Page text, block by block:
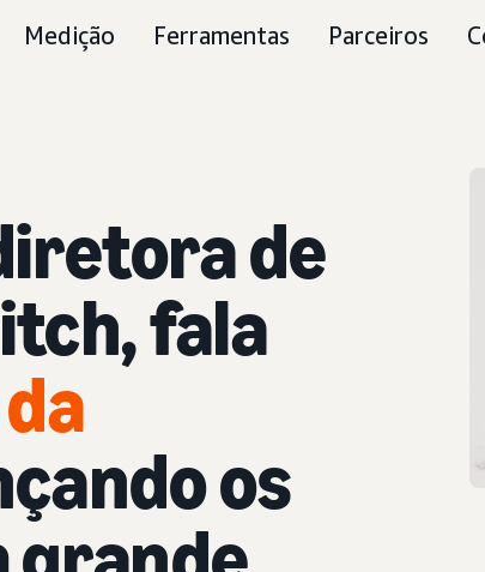
Medição Ferramentas Parceiros
de
fala
os